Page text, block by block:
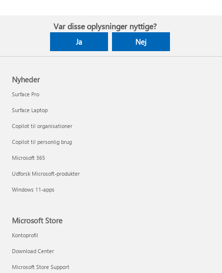
Var disse oplysninger nyttige?
Ja Nej
Nyheder
Surface Pro
Surface Laptop
Copilot til organisationer
Copilot til personlig brug
Microsoft 365
Udforsk Microsoft-produkter
Windows 11-apps
Microsoft Store
Kontoprofil
Download Center
Microsoft Store Support